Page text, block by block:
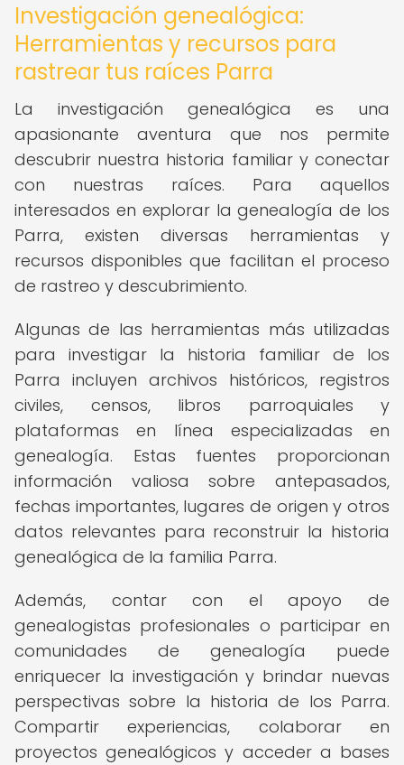
Investigación genealógica:
Herramientas y recursos para
rastrear tus raíces Parra
La investigación genealógica es una
apasionante aventura que nos permite
descubrir nuestra historia familiar y conectar
con nuestras raíces. Para aquellos
interesados en explorar la genealogía de los
Parra, existen diversas herramientas y
recursos disponibles que facilitan el proceso
de rastreo y descubrimiento.
Algunas de las herramientas más utilizadas
para investigar la historia familiar de los
Parra incluyen archivos históricos, registros
civiles, censos, libros parroquiales y
plataformas en línea especializadas en
genealogía. Estas fuentes proporcionan
información valiosa sobre antepasados,
fechas importantes, lugares de origen y otros
datos relevantes para reconstruir la historia
genealógica de la familia Parra.
Además, contar con el apoyo de
genealogistas profesionales o participar en
comunidades de genealogía puede
enriquecer la investigación y brindar nuevas
perspectivas sobre la historia de los Parra.
Compartir experiencias, colaborar en
proyectos genealógicos y acceder a bases